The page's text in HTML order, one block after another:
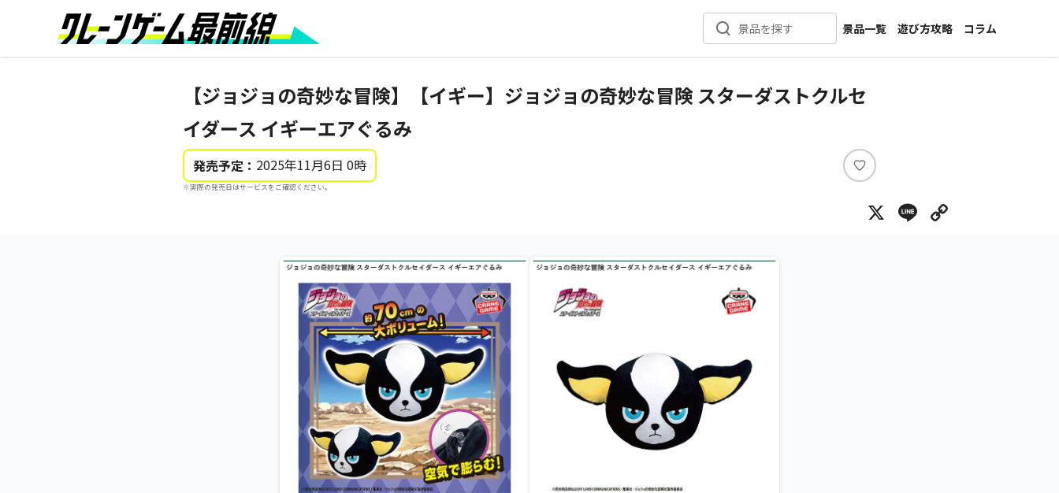
景品を探す
景品一覧
新着景品
カテゴリ一覧
遊び方攻略
コラム
インタビュー
【ジョジョの奇妙な冒険】【イギー】ジョジョの奇妙な冒険 スターダストクルセ
イダース イギーエアぐるみ
発売予定： 2025年11月6日 0時
※実際の発売日はサービスをご確認ください。
い
ね
X Line